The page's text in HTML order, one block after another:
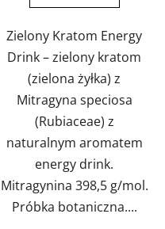
Zielony Kratom Energy
Drink – zielony kratom
(zielona żyłka) z
Mitragyna speciosa
(Rubiaceae) z
naturalnym aromatem
energy drink.
Mitragynina 398,5 g/mol.
Próbka botaniczna....